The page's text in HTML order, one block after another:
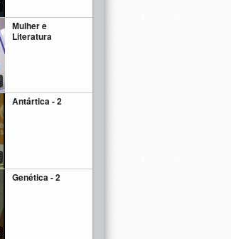
Mulher e
Literatura
Antártica - 2
Genética - 2